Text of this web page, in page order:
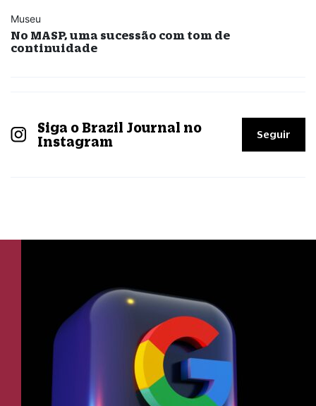
Museu
No MASP, uma sucessão com tom de
continuidade
Siga o Brazil Journal no
Instagram
Seguir